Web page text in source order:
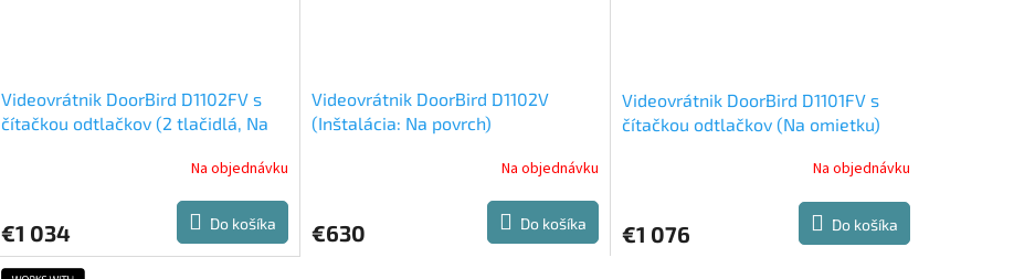
Videovrátnik DoorBird D1102FV s
čítačkou odtlačkov (2 tlačidlá, Na
Na objednávku
€1 034 Do košíka
Videovrátnik DoorBird D1102V
(Inštalácia: Na povrch)
Na objednávku
€630 Do košíka
Videovrátnik DoorBird D1101FV s
čítačkou odtlačkov (Na omietku)
Na objednávku
€1 076 Do košíka